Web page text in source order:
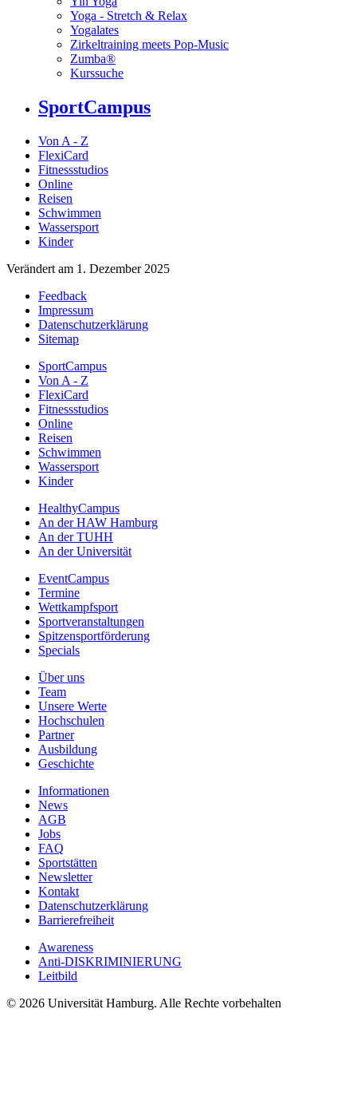
Yoga - Stretch & Relax
Yogalates
Zirkeltraining meets Pop-Music
Zumba®
Kurssuche
SportCampus
Von A - Z
FlexiCard
Fitnessstudios
Online
Reisen
Schwimmen
Wassersport
Kinder
Verändert am 1. Dezember 2025
Feedback
Impressum
Datenschutzerklärung
Sitemap
SportCampus
Von A - Z
FlexiCard
Fitnessstudios
Online
Reisen
Schwimmen
Wassersport
Kinder
HealthyCampus
An der HAW Hamburg
An der TUHH
An der Universität
EventCampus
Termine
Wettkampfsport
Sportveranstaltungen
Spitzensportförderung
Specials
Über uns
Team
Unsere Werte
Hochschulen
Partner
Ausbildung
Geschichte
Informationen
News
AGB
Jobs
FAQ
Sportstätten
Newsletter
Kontakt
Datenschutzerklärung
Barrierefreiheit
Awareness
Anti-DISKRIMINIERUNG
Leitbild
© 2026 Universität Hamburg. Alle Rechte vorbehalten